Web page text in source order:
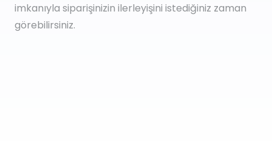
imkanıyla siparişinizin ilerleyişini istediğiniz zaman
görebilirsiniz.